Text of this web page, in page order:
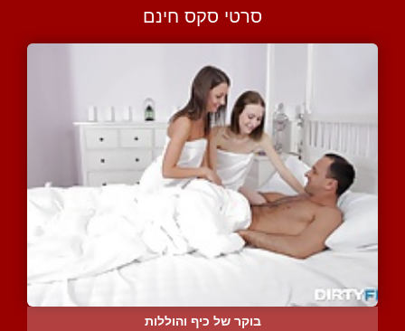
סרטי סקס חינם
בוקר של כיף והוללות